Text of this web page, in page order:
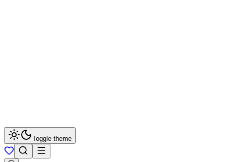
Toggle theme